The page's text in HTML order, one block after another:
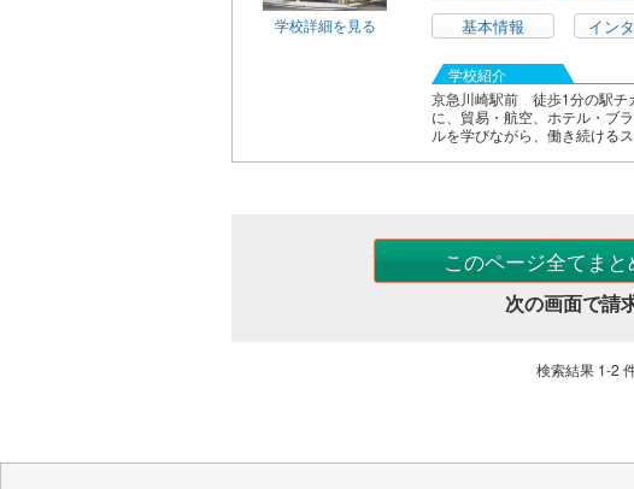
学校詳細を見る 基本情報 イン
学校紹介
京急川崎駅前 徒歩1分の駅チ
に、貿易・航空、ホテル・ブ
ルを学びながら、働き続ける
このページ全てま
次の画面で請
検索結果 1-2